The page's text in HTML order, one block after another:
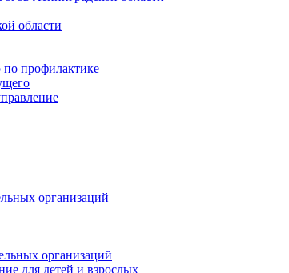
области
профилактике
организаций
организаций
для детей и взрослых